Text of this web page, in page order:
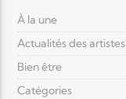
À la une
Actualités des artistes
Bien être
Catégories